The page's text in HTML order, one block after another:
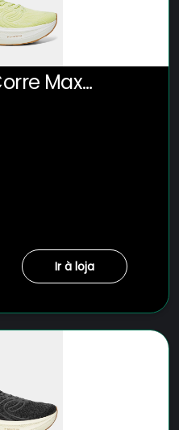
Max
Ir à loja